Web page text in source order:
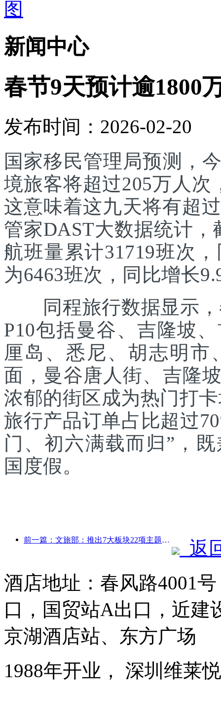
新闻中心
春节9天预计逾1800
发布时间：2026-02-20
国家移民管理局预测，
境旅客将超过205万人次
这意味着这九天将有超
管家DAST大数据统计
航班量累计31719班次
为6463班次，同比增长
同程旅行数据显示，
P10包括曼谷、吉隆坡
厘岛、悉尼、胡志明市
面，曼谷唐人街、吉隆
浓郁的街区成为热门打
旅行产品订单占比超过
门、初六满载而归”，
国度假。
前一篇：文旅部：推出7大板块22项主题活动
返
酒店地址：春风路4001
口，国贸站A出口，近建
京湖酒店站、东方广场
1988年开业， 深圳维